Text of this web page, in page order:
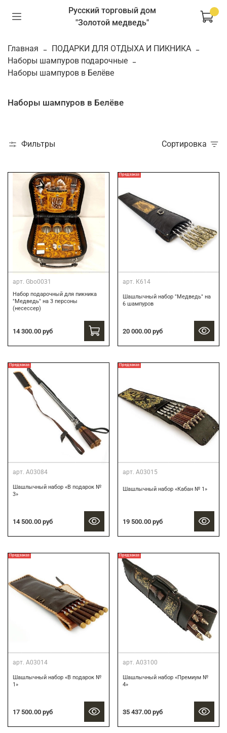
Русский торговый дом
"Золотой медведь"
Главная
ПОДАРКИ ДЛЯ ОТДЫХА И ПИКНИКА
Наборы шампуров подарочные
Наборы шампуров в Белёве
Наборы шампуров в Белёве
Фильтры Сортировка
арт. Gbo0031
Набор подарочный для пикника
"Медведь" на 3 персоны
(несессер)
14 300.00 руб
Предзаказ
арт. К614
Шашлычный набор "Медведь" на
6 шампуров
20 000.00 руб
Предзаказ
арт. А03084
Шашлычный набор «В подарок №
3»
14 500.00 руб
Предзаказ
арт. А03015
Шашлычный набор «Кабан № 1»
19 500.00 руб
Предзаказ
арт. А03014
Шашлычный набор «В подарок №
1»
17 500.00 руб
Предзаказ
арт. А03100
Шашлычный набор «Премиум №
4»
35 437.00 руб